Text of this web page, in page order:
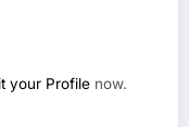
your Profile now.